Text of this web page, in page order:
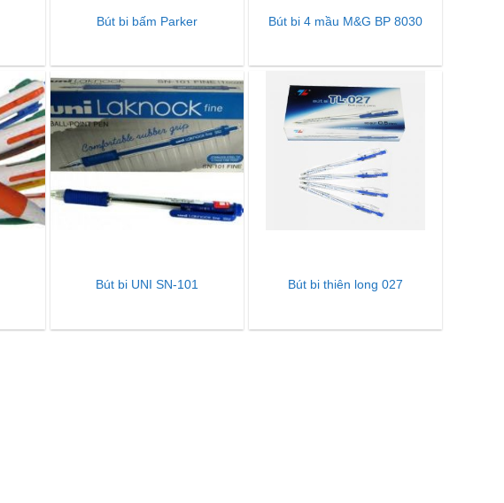
Bút bi bấm Parker Bút bi 4 mầu M&G BP 8030
Bút bi UNI SN-101 Bút bi thiên long 027